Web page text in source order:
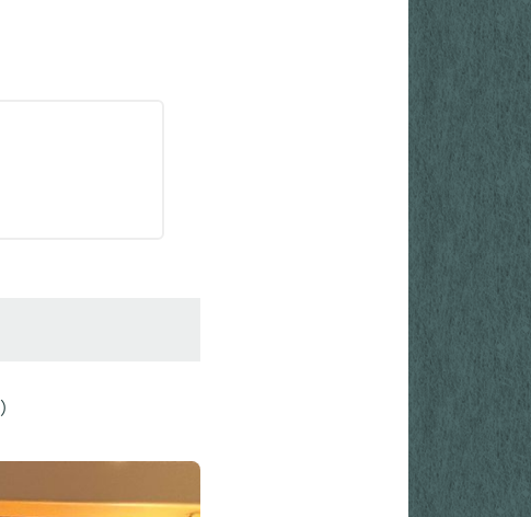
）